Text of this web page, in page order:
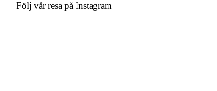
Följ vår resa på Instagram